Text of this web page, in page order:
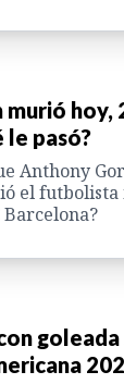
hoy,
pasó?
Anthony
el